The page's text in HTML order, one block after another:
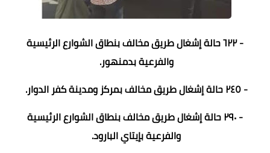
- ٦٢٢ حالة إشغال طريق مخالف بنطاق الشوارع الرئيسية
والفرعية بدمنهور.
- ٢٤٥ حالة إشغال طريق مخالف بمركز ومدينة كفر الدوار.
- ٢٩٠ حالة إشغال طريق مخالف بنطاق الشوارع الرئيسية
والفرعية بإيتاي البارود.